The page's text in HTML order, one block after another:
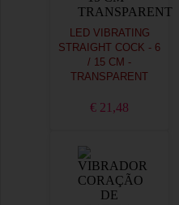
LED VIBRATING
STRAIGHT COCK - 6
/ 15 CM -
TRANSPARENT
€ 21,48